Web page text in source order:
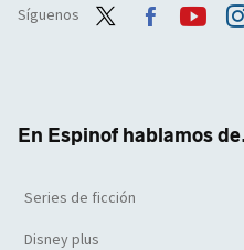
Síguenos
En Espinof hablamos
Series de ficción
Disney plus